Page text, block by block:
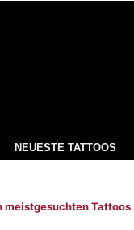
NEUESTE TATTOOS
meistgesuchten Tattoos.